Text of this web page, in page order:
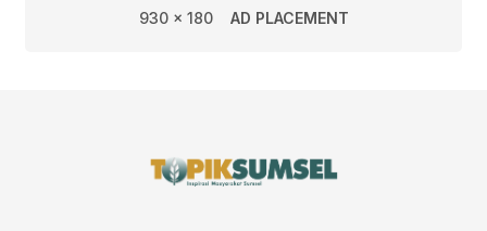
930 x 180 AD PLACEMENT